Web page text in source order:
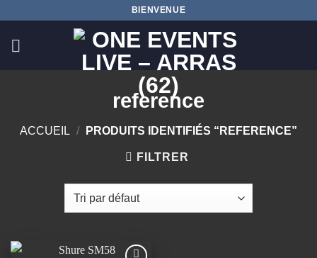
contenu
BIENVENUE
reference
ACCUEIL / PRODUITS IDENTIFIÉS “REFERENCE”
FILTRER